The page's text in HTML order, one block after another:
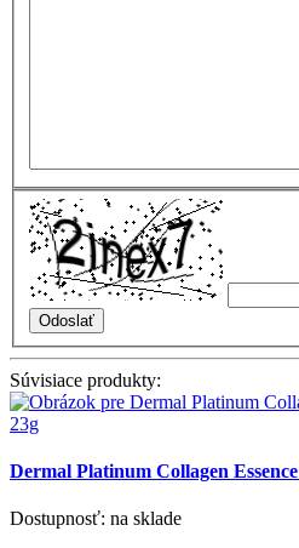
Súvisiace produkty:
Dermal Platinum Collagen
Dostupnosť: na sklade